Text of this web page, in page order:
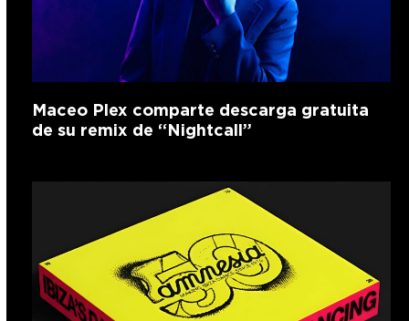
Maceo Plex comparte descarga gratuita
de su remix de “Nightcall”